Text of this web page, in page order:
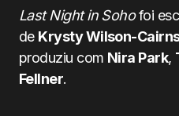
Last Night in Sohofoi
de Krysty Wilson-
produziu com Nira Park,
Fellner.